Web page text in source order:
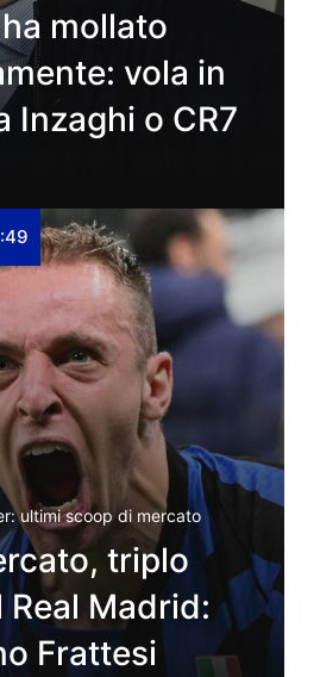
ha mollato
vola in
Inzaghi o CR7
ultimi scoop di mercato
triplo
Madrid:
Frattesi